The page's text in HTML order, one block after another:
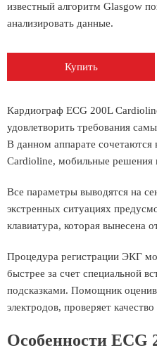
известный алгоритм Glasgow
анализировать данные.
Купить
Кардиограф ECG 200L
удовлетворить требования
В данном аппарате сочетаются
Cardioline, мобильные решения
Все параметры выводятся на
экстренных ситуациях
клавиатура, которая вынесена
Процедура регистрации ЭКГ
быстрее за счет специальной
подсказками. Помощник
электродов, проверяет качество
Особенности ECG